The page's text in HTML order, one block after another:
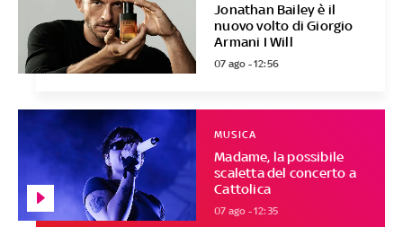
Jonathan Bailey è il
nuovo volto di Giorgio
Armani I Will
07 ago - 12:56
Madame, la possibile
scaletta del concerto a
Cattolica
MUSICA
07 ago - 12:35